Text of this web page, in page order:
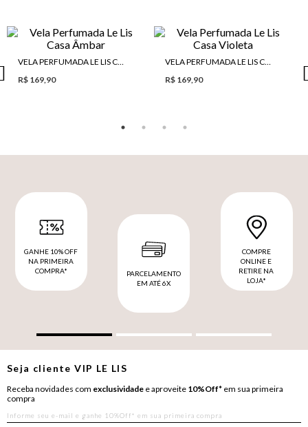
VELA PERFUMADA LE LIS CASA ÂMBAR
R$ 169,90
VELA PERFUMADA LE LIS CASA VIOLETA
R$ 169,90
GANHE 10% OFF
NA PRIMEIRA
COMPRA*
PARCELAMENTO
EM ATÉ 6X
COMPRE
ONLINE E
RETIRE NA
LOJA*
Seja clienteVIP LE LIS
Receba novidades com exclusividade e aproveite 10%Off* em sua primeira
compra